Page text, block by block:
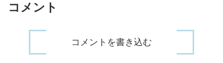
コメント
コメントを書き込む